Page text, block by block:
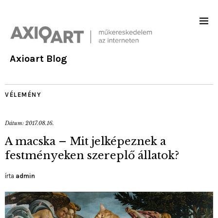
Axioart Blog
VÉLEMÉNY
Dátum: 2017.08.16.
A macska – Mit jelképeznek a
festményeken szereplő állatok?
írta admin